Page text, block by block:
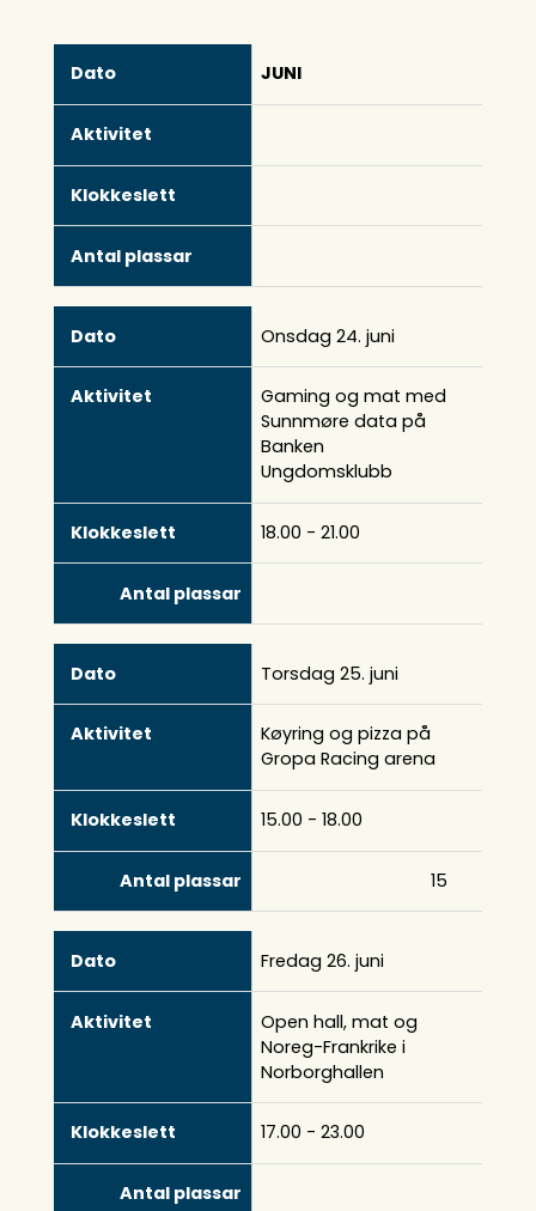
Dato
Klokkeslett
plassar
JUNI
Onsdag 24. juni
Gaming og mat med
Sunnmøre data på
Banken
Ungdomsklubb
18.00 - 21.00
Torsdag 25. juni
Køyring og pizza på
Gropa Racing arena
15.00 - 18.00
15
Fredag 26. juni
Open hall, mat og
Noreg-Frankrike i
Norborghallen
17.00 - 23.00